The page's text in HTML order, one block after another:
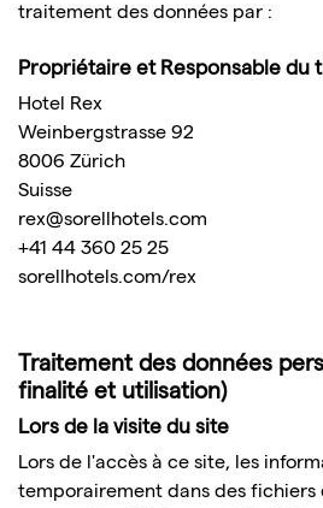
traitement des données par :
Propriétaire et Responsable du
Hotel Rex
Weinbergstrasse 92
8006 Zürich
Suisse
rex@sorellhotels.com
+41 44 360 25 25
sorellhotels.com/rex
Traitement des données
finalité et utilisation)
Lors de la visite du site
Lors de l'accès à ce site, les
temporairement dans des fichiers